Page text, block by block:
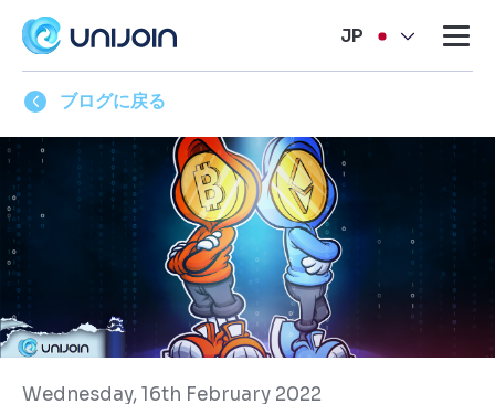
ブログに戻る
Wednesday, 16th February 2022
JP